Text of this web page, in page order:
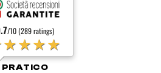
/10 (289 ratings)
PRATICO